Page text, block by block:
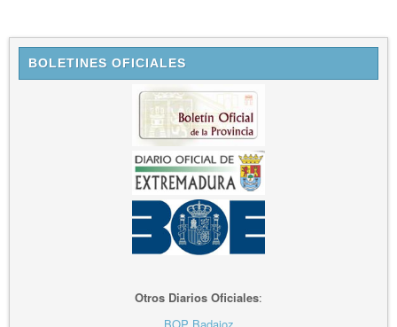
BOLETINES OFICIALES
Otros Diarios Oficiales:
BOP Badajoz